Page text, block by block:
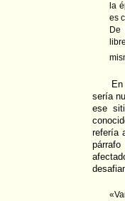
la
es
De
sería
ese
refería